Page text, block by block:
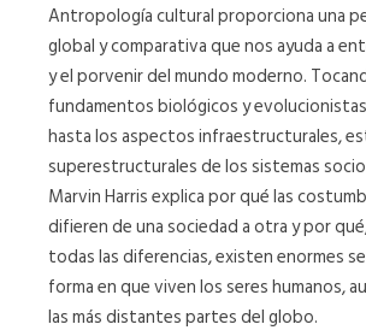
Antropología cultural proporciona una
global y comparativa que nos ayuda a
y el porvenir del mundo moderno.
fundamentos biológicos y
hasta los aspectos infraestructurales,
superestructurales de los sistemas
Marvin Harris explica por qué las
difieren de una sociedad a otra y por
todas las diferencias, existen enormes
forma en que viven los seres humanos,
las más distantes partes del globo.